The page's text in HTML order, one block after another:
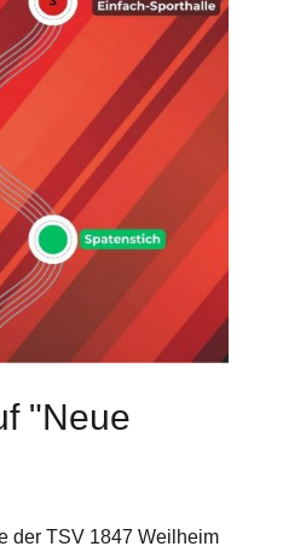
"Neue
der TSV 1847 Weilheim